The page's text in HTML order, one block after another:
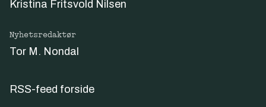
Kristina Fritsvold Nilsen
Nyhetsredaktør
Tor M. Nondal
RSS-feed forside